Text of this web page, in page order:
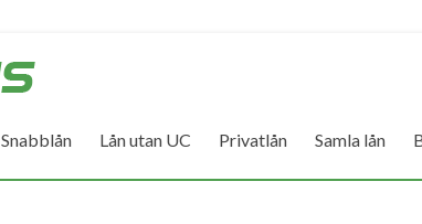
Snabblån Lån utan UC Privatlån Samla lån